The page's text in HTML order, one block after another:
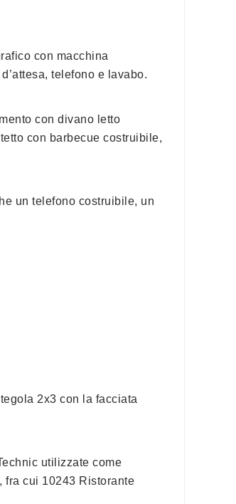
con macchina
telefono e lavabo.
con divano letto
con barbecue costruibile,
un telefono costruibile, un
2x3 con la facciata
utilizzate come
fra cui 10243 Ristorante